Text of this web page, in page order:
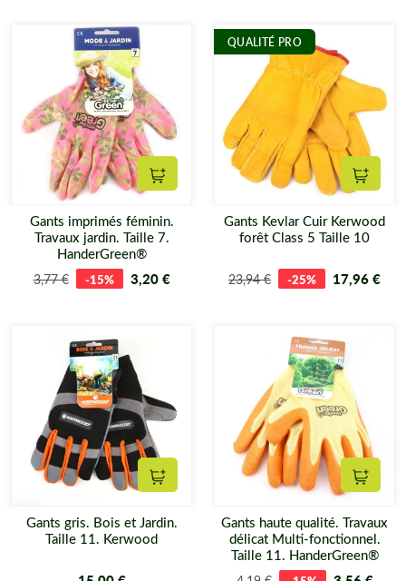
Ajouter au panier
Gants imprimés féminin.
Travaux jardin. Taille 7.
HanderGreen®
3,77 € -15% 3,20 €
QUALITÉ PRO
Gants Kevlar Cuir Kerwood
forêt Class 5 Taille 10
23,94 € -25% 17,96 €
Ajouter au panier
Gants gris. Bois et Jardin.
Taille 11. Kerwood
Gants haute qualité. Travaux
délicat Multi-fonctionnel.
Taille 11. HanderGreen®